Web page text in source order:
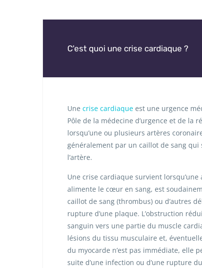
C'est quoi une crise cardiaque ?
Une crise cardiaque est une urgence
Pôle de la médecine d’urgence et de la
lorsqu’une ou plusieurs artères
généralement par un caillot de sang qui
l’artère.
Une crise cardiaque survient
alimente le cœur en sang, est
caillot de sang (thrombus) ou d’autres
rupture d’une plaque. L’obstruction
sanguin vers une partie du muscle
lésions du tissu musculaire et,
du myocarde n’est pas immédiate, elle
suite d’une infection ou d’une rupture